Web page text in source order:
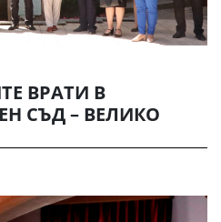
ВРАТИ В
СЪД – ВЕЛИКО